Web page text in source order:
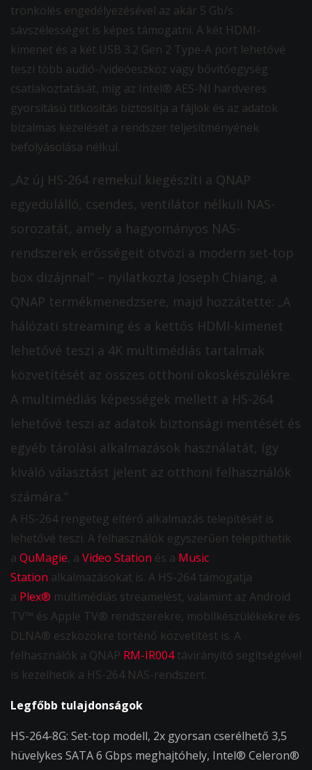
trönkölés engedélyezésével az akár 5 Gb/s
sávszélességet is képes támogatni. A két HDMI-
kimenet és a két USB 3.2 Gen 2 Type-A port lehetővé
teszi több audió-/videóeszköz vagy bővítőegység
csatlakoztatását, míg az Intel® AES-NI hardveres
gyorsítású titkosítás biztosítja a fájlok és az adatok
bizalmas kezelését a rendszer teljesítményének
befolyásolása nélkül.
„Az új HS-264 remekül kiegészíti a QNAP
egyedülálló, csendes, ventilátor nélküli NAS-
sorozatát, amely a hagyományos NAS-
rendszerek erősségeit ötvözi a modern set-top
box dizájnnal” – nyilatkozta Joseph Chiang, a
QNAP termékmenedzsere, majd hozzátette: „A
hálózati streaming és a kettős HDMI-kimenet
lehetővé teszi a 4K multimédiás tartalmak
közvetítését az összes otthoni okoskészülékre.
A multimédiás képességek mellett a HS-264
lehetővé teszi az adatok biztonsági mentését és
egyéb tárolási alkalmazások használatát, így
kiváló választást jelent az otthoni felhasználók
számára.”
A HS-264 rengeteg eltérő alkalmazás telepítését is
lehetővé teszi. A felhasználók egyszerűen telepíthetik
a QuMagie, a Video Station és a Music
Station alkalmazásokat is. A HS-264 támogatja
a Plex® multimédiás streamelést, valamint az Android
TV™ és Apple TV® rendszerekre, mobilkészülékekre és
DLNA® eszközökre történő közvetítést is. A
felhasználók a QNAP RM-IR004távirányító segítségével
is kezelhetik a HS-264 NAS-rendszert.
Legfőbb tulajdonságok
HS-264-8G: Set-top modell, 2x gyorsan cserélhető 3,5
hüvelykes SATA 6 Gbps meghajtóhely, Intel® Celeron®